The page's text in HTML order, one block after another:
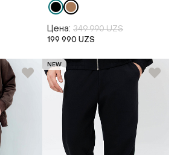
Цена: 349 990 UZS
199 990 UZS
NEW